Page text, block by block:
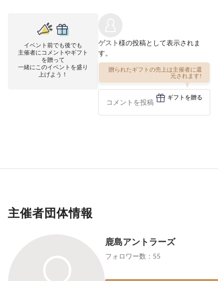
イベント前でも後でも
主催者にコメントやギフト
を贈って
一緒にこのイベントを盛り
上げよう！
ゲスト様の投稿として表示されま
す。
贈られたギフトの売上は主催者に還
元されます!
ギフトを贈る
主催者団体情報
鹿島アントラーズ
フォロワー数：55